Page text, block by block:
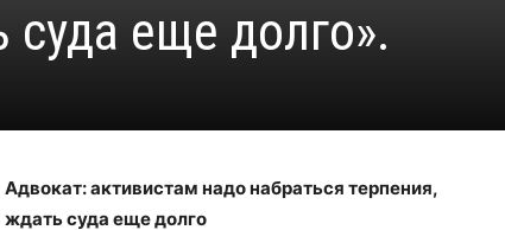
суда еще долго».
Адвокат: активистам надо набраться терпения,
ждать суда еще долго